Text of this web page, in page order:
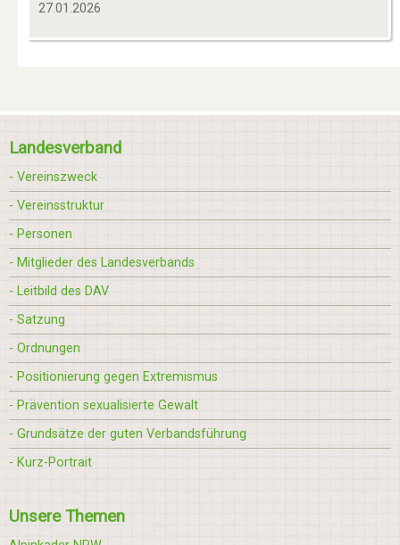
27.01.2026
Landesverband
- Vereinszweck
- Vereinsstruktur
- Personen
- Mitglieder des Landesverbands
- Leitbild des DAV
- Satzung
- Ordnungen
- Positionierung gegen Extremismus
- Prävention sexualisierte Gewalt
- Grundsätze der guten Verbandsführung
- Kurz-Portrait
Unsere Themen